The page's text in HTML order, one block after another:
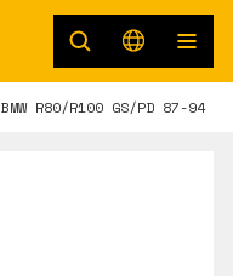
BMW R80/R100 GS/PD 87-94